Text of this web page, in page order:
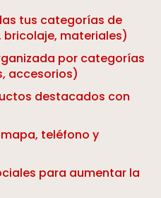
tus categorías de
materiales)
por categorías
accesorios)
destacados con
teléfono y
para aumentar la